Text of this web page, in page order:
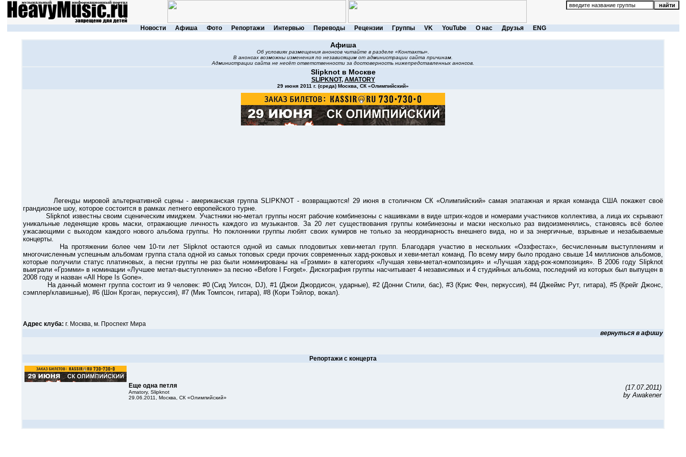
Новости Афиша Фото Репортажи Интервью Переводы Рецензии Группы VK YouTube О нас Друзья ENG
Афиша
Об условиях размещения анонсов читайте в разделе «Контакты».
В анонсах возможны изменения по независящим от администрации сайта причинам.
Администрации сайта не несёт ответственности за достоверность нижепредставленных анонсов.
Slipknot в Москве
SLIPKNOT, AMATORY
29 июня 2011 г. (среда) Москва, СК «Олимпийский»
Легенды мировой альтернативной сцены - американская группа SLIPKNOT - возвращаются! 29 июня в столичном СК «Олимпийский» самая эпатажная и яркая команда США покажет своё
грандиозное шоу, которое состоится в рамках летнего европейского турне.
Slipknot известны своим сценическим имиджем. Участники ню-метал группы носят рабочие комбинезоны с нашивками в виде штрих-кодов и номерами участников коллектива, а лица их скрывают
уникальные леденящие кровь маски, отражающие личность каждого из музыкантов. За 20 лет существования группы комбинезоны и маски несколько раз видоизменялись, становясь всё более
ужасающими с выходом каждого нового альбома группы. Но поклонники группы любят своих кумиров не только за неординарность внешнего вида, но и за энергичные, взрывные и незабываемые
концерты.
На протяжении более чем 10-ти лет Slipknot остаются одной из самых плодовитых хеви-метал групп. Благодаря участию в нескольких «Оззфестах», бесчисленным выступлениям и
многочисленным успешным альбомам группа стала одной из самых топовых среди прочих современных хард-роковых и хеви-метал команд. По всему миру было продано свыше 14 миллионов альбомов,
которые получили статус платиновых, а песни группы не раз были номинированы на «Грэмми» в категориях «Лучшая хеви-метал-композиция» и «Лучшая хард-рок-композиция». В 2006 году Slipknot
выиграли «Грэмми» в номинации «Лучшее метал-выступление» за песню «Before I Forget». Дискография группы насчитывает 4 независимых и 4 студийных альбома, последний из которых был выпущен в
2008 году и назван «All Hope Is Gone».
На данный момент группа состоит из 9 человек: #0 (Сид Уилсон, DJ), #1 (Джои Джордисон, ударные), #2 (Донни Стили, бас), #3 (Крис Фен, перкуссия), #4 (Джеймс Рут, гитара), #5 (Крейг Джонс,
сэмплер/клавишные), #6 (Шон Крэган, перкуссия), #7 (Мик Томпсон, гитара), #8 (Кори Тэйлор, вокал).
Адрес клуба: г. Москва, м. Проспект Мира
вернуться в афишу
Репортажи с концерта
Еще одна петля
Amatory, Slipknot
29.06.2011, Москва, СК «Олимпийский»
(17.07.2011)
by Awakener